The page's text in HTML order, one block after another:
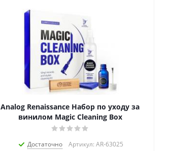
Analog Renaissance Набор по уходу за
винилом Magic Cleaning Box
Достаточно Артикул: AR-63025